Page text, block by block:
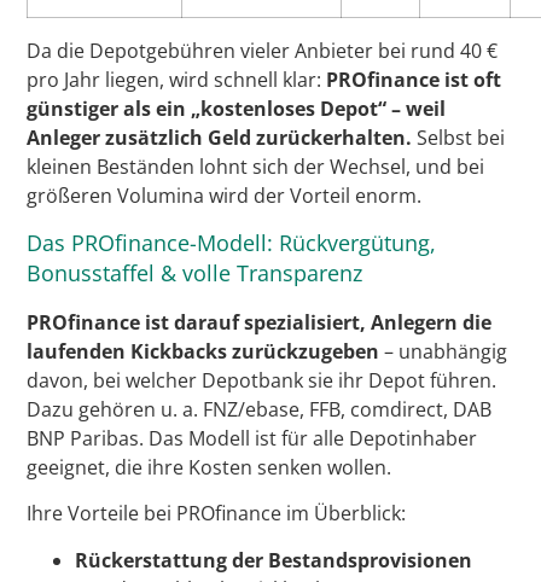
Da die Depotgebühren vieler Anbieter bei rund 40 €
pro Jahr liegen, wird schnell klar: PROfinance ist oft
günstiger als ein „kostenloses Depot“ – weil
Anleger zusätzlich Geld zurückerhalten. Selbst bei
kleinen Beständen lohnt sich der Wechsel, und bei
größeren Volumina wird der Vorteil enorm.
Das PROfinance-Modell: Rückvergütung,
Bonusstaffel & volle Transparenz
PROfinance ist darauf spezialisiert, Anlegern die
laufenden Kickbacks zurückzugeben – unabhängig
davon, bei welcher Depotbank sie ihr Depot führen.
Dazu gehören u. a. FNZ/ebase, FFB, comdirect, DAB
BNP Paribas. Das Modell ist für alle Depotinhaber
geeignet, die ihre Kosten senken wollen.
Ihre Vorteile bei PROfinance im Überblick:
Rückerstattung der Bestandsprovisionen